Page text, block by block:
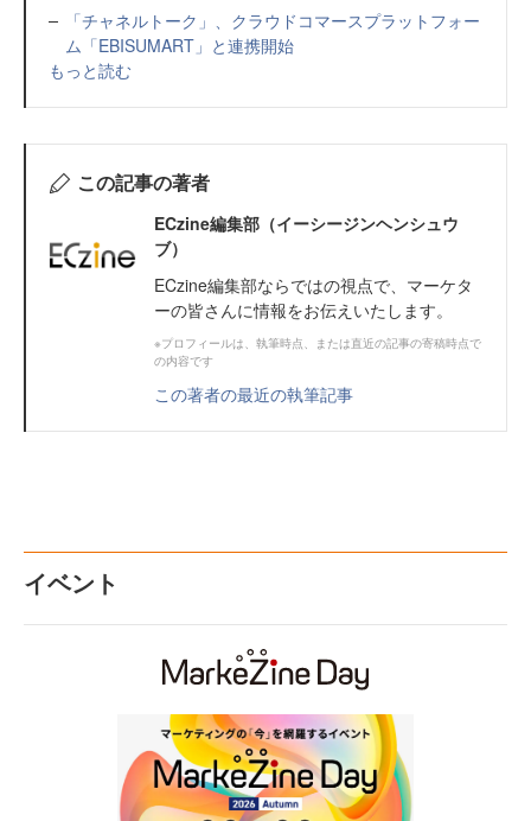
「チャネルトーク」、クラウドコマースプラットフォー
ム「EBISUMART」と連携開始
もっと読む
この記事の著者
ECzine編集部（イーシージンヘンシュウ
ブ）
ECzine編集部ならではの視点で、マーケタ
ーの皆さんに情報をお伝えいたします。
※プロフィールは、執筆時点、または直近の記事の寄稿時点で
の内容です
この著者の最近の執筆記事
イベント